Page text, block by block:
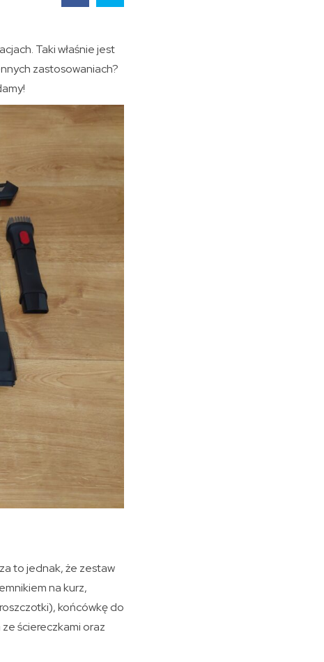
Taki właśnie jest
zastosowaniach?
to jednak, że zestaw
na kurz,
końcówkę do
ściereczkami oraz